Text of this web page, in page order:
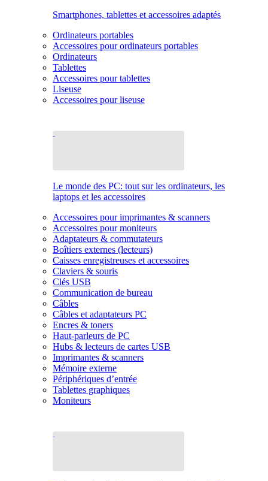
Smartphones, tablettes et accessoires adaptés
Ordinateurs portables
Accessoires pour ordinateurs portables
Ordinateurs
Tablettes
Accessoires pour tablettes
Liseuse
Accessoires pour liseuse
Le monde des PC: tout sur les ordinateurs, les
laptops et les accessoires
Accessoires pour imprimantes & scanners
Accessoires pour moniteurs
Adaptateurs & commutateurs
Boîtiers externes (lecteurs)
Caisses enregistreuses et accessoires
Claviers & souris
Clés USB
Communication de bureau
Câbles
Câbles et adaptateurs PC
Encres & toners
Haut-parleurs de PC
Hubs & lecteurs de cartes USB
Imprimantes & scanners
Mémoire externe
Périphériques d’entrée
Tablettes graphiques
Moniteurs